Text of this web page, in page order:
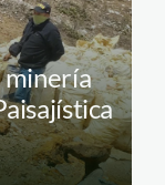
minería